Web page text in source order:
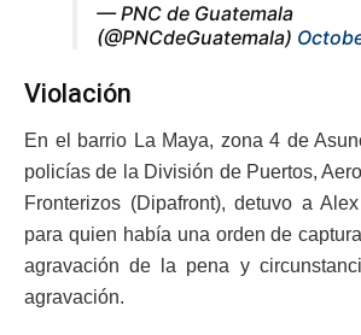
— PNC de Guatemala
(@PNCdeGuatemala)
Violación
En el barrio La Maya, zona 4 de
policías de la División de Puertos,
Fronterizos (Dipafront), detuvo a
para quien había una orden de
agravación de la pena y
agravación.